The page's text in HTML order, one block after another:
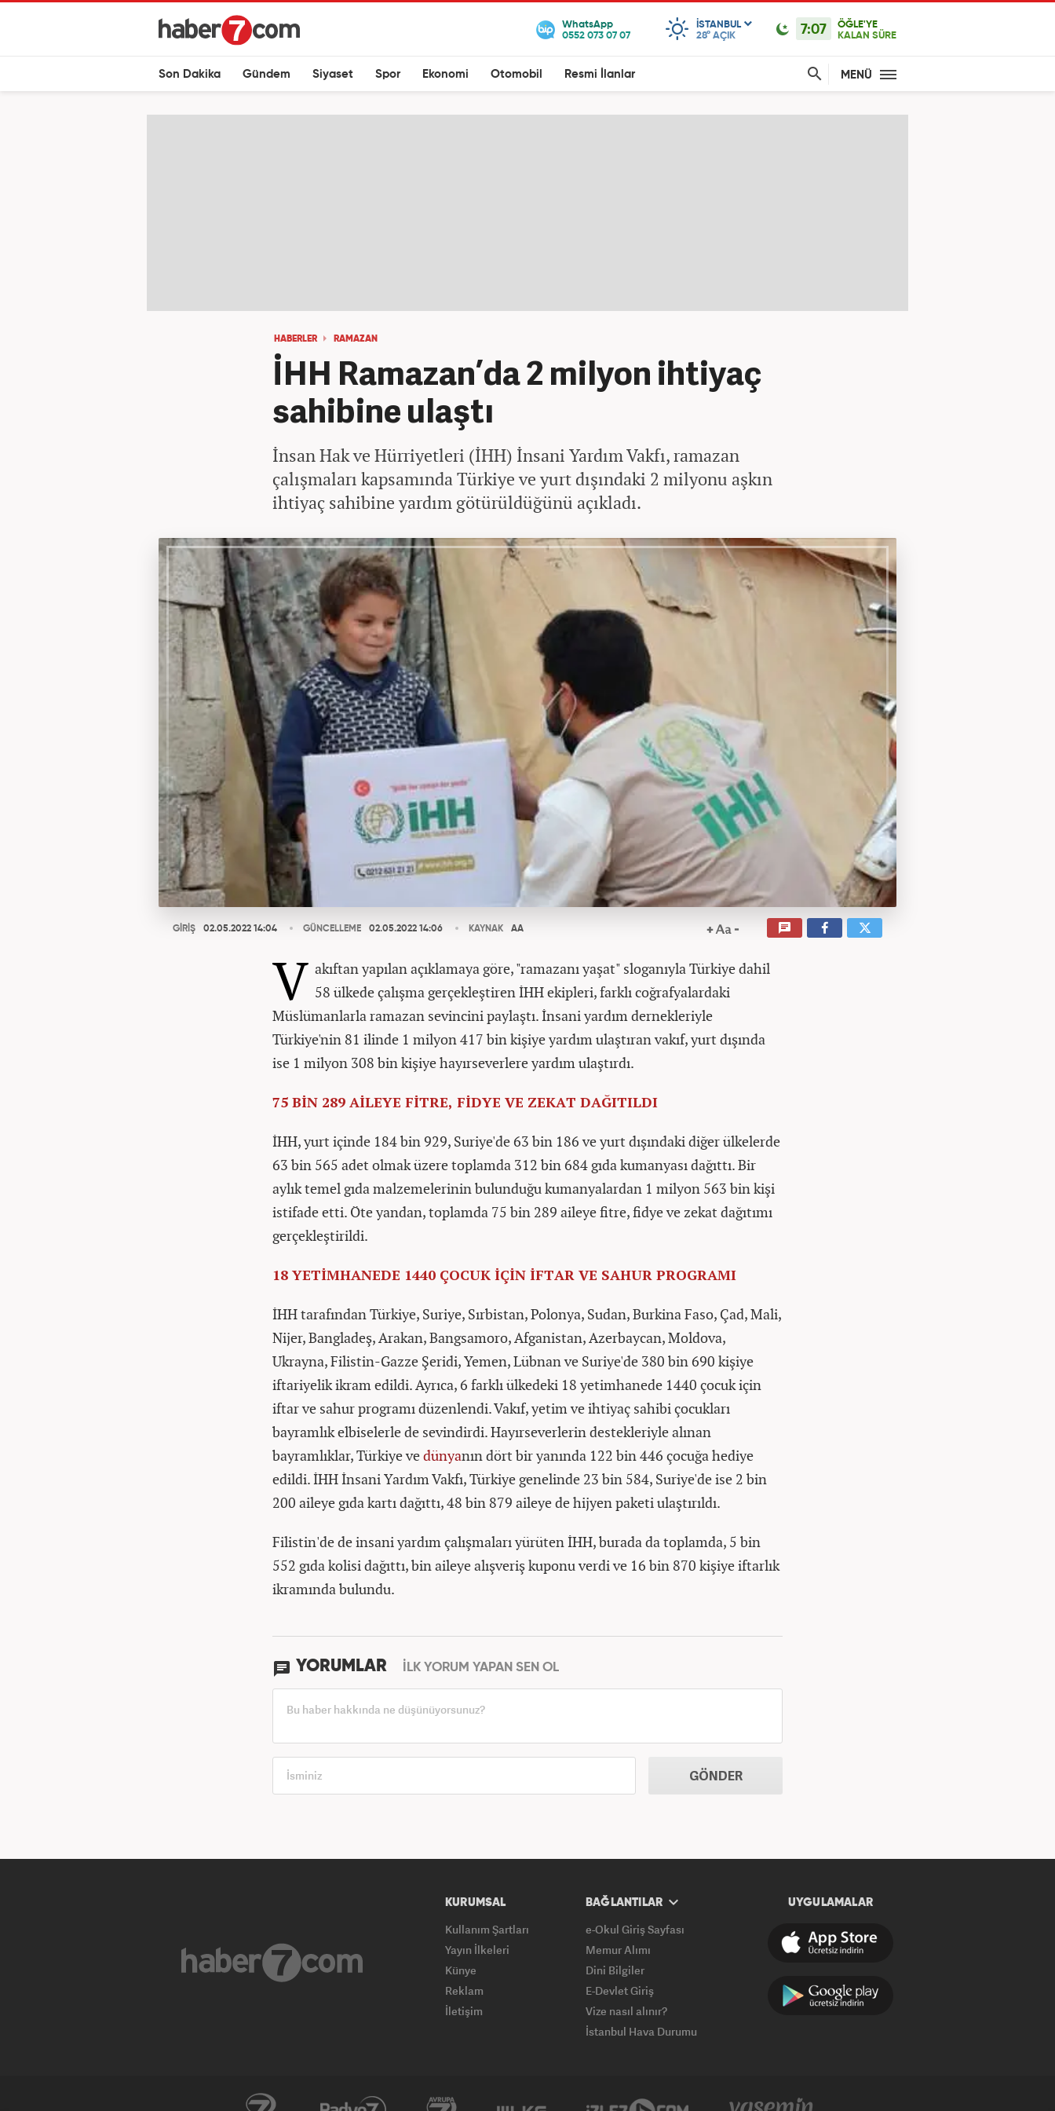
ISTANBUL
28° AÇIK 7:07
ÖĞLE'YE
KALAN SÜRE
Son Dakika Gündem Siyaset Spor Ekonomi Otomobil Resmi İlanlar MENÜ
HABERLER RAMAZAN
İHH Ramazan’da 2 milyon ihtiyaç
sahibine ulaştı
İnsan Hak ve Hürriyetleri (İHH) İnsani Yardım Vakfı, ramazan
çalışmaları kapsamında Türkiye ve yurt dışındaki 2 milyonu aşkın
ihtiyaç sahibine yardım götürüldüğünü açıkladı.
GİRİŞ 02.05.2022 14:04 GÜNCELLEME 02.05.2022 14:06 KAYNAK AA
V akıftan yapılan açıklamaya göre, "ramazanı yaşat" sloganıyla Türkiye dahil
58 ülkede çalışma gerçekleştiren İHH ekipleri, farklı coğrafyalardaki
Müslümanlarla ramazan sevincini paylaştı. ​​​​​​​İnsani yardım dernekleriyle
Türkiye'nin 81 ilinde 1 milyon 417 bin kişiye yardım ulaştıran vakıf, yurt dışında
ise 1 milyon 308 bin kişiye hayırseverlere yardım ulaştırdı.
75 BİN 289 AİLEYE FİTRE, FİDYE VE ZEKAT DAĞITILDI
İHH, yurt içinde 184 bin 929, Suriye'de 63 bin 186 ve yurt dışındaki diğer ülkelerde
63 bin 565 adet olmak üzere toplamda 312 bin 684 gıda kumanyası dağıttı. Bir
aylık temel gıda malzemelerinin bulunduğu kumanyalardan 1 milyon 563 bin kişi
istifade etti. Öte yandan, toplamda 75 bin 289 aileye fitre, fidye ve zekat dağıtımı
gerçekleştirildi.
18 YETİMHANEDE 1440 ÇOCUK İÇİN İFTAR VE SAHUR PROGRAMI
İHH tarafından Türkiye, Suriye, Sırbistan, Polonya, Sudan, Burkina Faso, Çad, Mali,
Nijer, Bangladeş, Arakan, Bangsamoro, Afganistan, Azerbaycan, Moldova,
Ukrayna, Filistin-Gazze Şeridi, Yemen, Lübnan ve Suriye'de 380 bin 690 kişiye
iftariyelik ikram edildi. Ayrıca, 6 farklı ülkedeki 18 yetimhanede 1440 çocuk için
iftar ve sahur programı düzenlendi. Vakıf, yetim ve ihtiyaç sahibi çocukları
bayramlık elbiselerle de sevindirdi. Hayırseverlerin destekleriyle alınan
bayramlıklar, Türkiye vedünyanın dört bir yanında 122 bin 446 çocuğa hediye
edildi. İHH İnsani Yardım Vakfı, Türkiye genelinde 23 bin 584, Suriye'de ise 2 bin
200 aileye gıda kartı dağıttı, 48 bin 879 aileye de hijyen paketi ulaştırıldı.
Filistin'de de insani yardım çalışmaları yürüten İHH, burada da toplamda, 5 bin
552 gıda kolisi dağıttı, bin aileye alışveriş kuponu verdi ve 16 bin 870 kişiye iftarlık
ikramında bulundu.
YORUMLAR İLK YORUM YAPAN SEN OL
GÖNDER
KURUMSAL
Kullanım Şartları
Yayın İlkeleri
Künye
Reklam
İletişim
BAĞLANTILAR
e-Okul Giriş Sayfası
Memur Alımı
Dini Bilgiler
E-Devlet Giriş
Vize nasıl alınır?
İstanbul Hava Durumu
UYGULAMALAR
İzle7 Yasemin